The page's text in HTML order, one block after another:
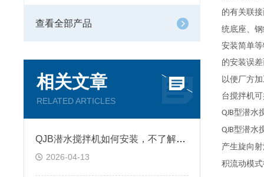
查看全部产品
相关文章
RELATED ARTICLES
QJB潜水搅拌机如何安装，不了解的看看本篇
2026-04-13
的有关联
统底座、
安装简单
的安装误
以便厂方
台搅拌机
QJB型潜水
QJB型潜水
产生旋向
积流动模